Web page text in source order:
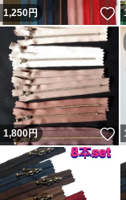
1,250円
1,800円